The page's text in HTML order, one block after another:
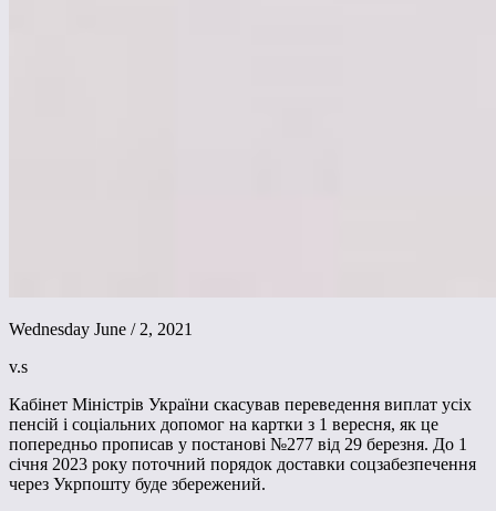
Wednesday June / 2, 2021
v.s
Кабінет Міністрів України скасував переведення виплат усіх
пенсій і соціальних допомог на картки з 1 вересня, як це
попередньо прописав у постанові №277 від 29 березня. До 1
січня 2023 року поточний порядок доставки соцзабезпечення
через Укрпошту буде збережений.